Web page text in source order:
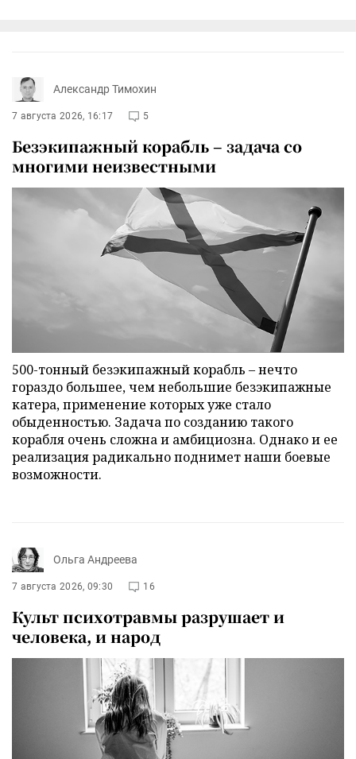
Александр Тимохин
7 августа 2026, 16:17 5
Безэкипажный корабль – задача со
многими неизвестными
500-тонный безэкипажный корабль – нечто
гораздо большее, чем небольшие безэкипажные
катера, применение которых уже стало
обыденностью. Задача по созданию такого
корабля очень сложна и амбициозна. Однако и ее
реализация радикально поднимет наши боевые
возможности.
Ольга Андреева
7 августа 2026, 09:30 16
Культ психотравмы разрушает и
человека, и народ